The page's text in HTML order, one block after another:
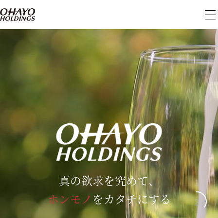
メ
ュ
ー
を
開
閉
真の欲求を究めて、
ホンモノ をカタチにする
真の欲求を究めて、
ホンモノ をカタチにする